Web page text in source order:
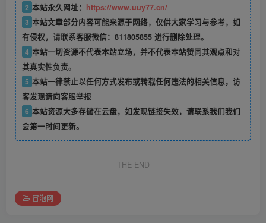
2 本站永久网址： https://www.uuy77.cn/
3 本站文章部分内容可能来源于网络，仅供大家学习与参考，如
有侵权，请联系客服微信：811805855 进行删除处理。
4 本站一切资源不代表本站立场，并不代表本站赞同其观点和对
其真实性负责。
5 本站一律禁止以任何方式发布或转载任何违法的相关信息，访
客发现请向客服举报
6 本站资源大多存储在云盘，如发现链接失效，请联系我们我们
会第一时间更新。
THE END
冒泡网